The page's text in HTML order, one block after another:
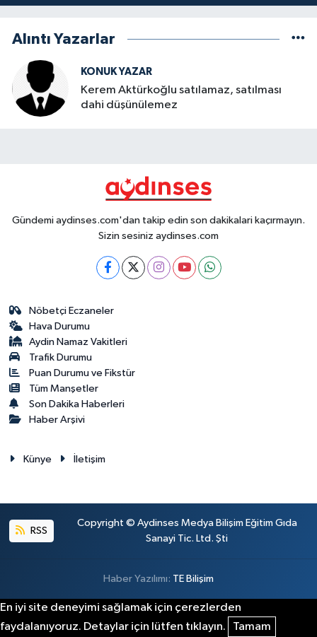
Alıntı Yazarlar
KONUK YAZAR
Kerem Aktürkoğlu satılamaz, satılması
dahi düşünülemez
Gündemi aydinses.com'dan takip edin son dakikalari kaçırmayın.
Sizin sesiniz aydinses.com
Nöbetçi Eczaneler
Hava Durumu
Aydin Namaz Vakitleri
Trafik Durumu
Puan Durumu ve Fikstür
Tüm Manşetler
Son Dakika Haberleri
Haber Arşivi
Künye İletişim
RSS
Copyright © Aydinses Medya Bilişim Eğitim Gıda
Sanayi Tic. Ltd. Şti
Haber Yazılımı: TE Bilişim
En iyi site deneyimi sağlamak için çerezlerden
faydalanıyoruz. Detaylar için lütfen tıklayın.
Tamam